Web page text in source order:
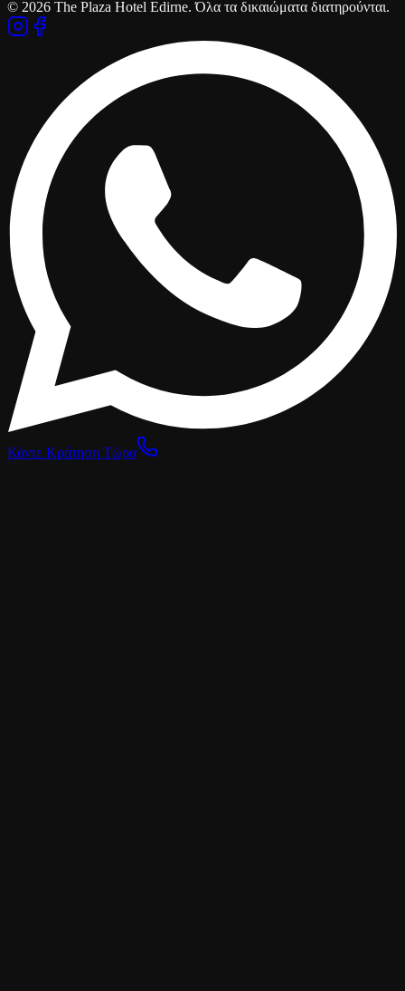
© 2026 The Plaza Hotel Edirne. Όλα τα δικαιώματα διατηρούνται.
Κάντε Κράτηση Τώρα